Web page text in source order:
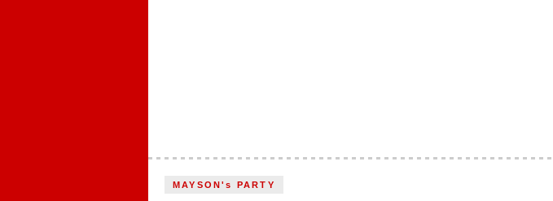
MAYSON's PARTY